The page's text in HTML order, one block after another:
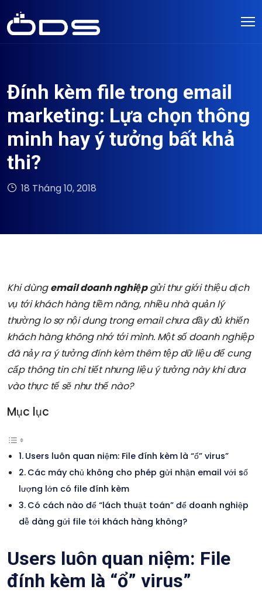
Đính kèm file trong email
marketing: Lựa chọn thông
minh hay ý tưởng bất khả
thi?
18 Tháng 10, 2018
Khi dùngemail doanh nghiệpgửi thư giới thiệu dịch
vụ tới khách hàng tiềm năng, nhiều nhà quản lý
thường lo sợ nội dung trong email chưa đầy đủ khiến
khách hàng không nhớ tới mình. Một số doanh nghiệp
đã nảy ra ý tưởng đính kèm thêm tệp dữ liệu để cung
cấp thông tin chi tiết nhưng liệu ý tưởng này khi đưa
vào thực tế sẽ như thế nào?
Mục lục
Users luôn quan niệm: File đính kèm là “ổ” virus”
Các máy chủ không cho phép gửi nhận email với số
lượng lớn có file đính kèm
Có cách nào để “lách thuật toán” để doanh nghiệp
dễ dàng gửi file tới khách hàng không?
Users luôn quan niệm: File
đính kèm là “ổ” virus”